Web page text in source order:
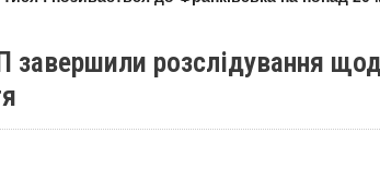
завершили розслідування